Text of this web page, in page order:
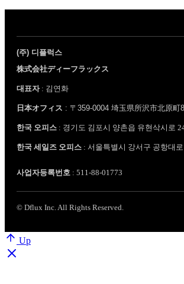
(주) 디플럭스
株式会社ディーフラックス
대표자: 김연화
日本オフィス : 〒359-0004 埼玉県所沢市北原
한국 오피스 : 경기도 김포시 양촌읍 유현삭시로
한국 세일즈 오피스 : 서울특별시 강서구 공항대
사업자등록번호 : 511-88-01773
© Dflux Inc. All Rights Reserved.
Up